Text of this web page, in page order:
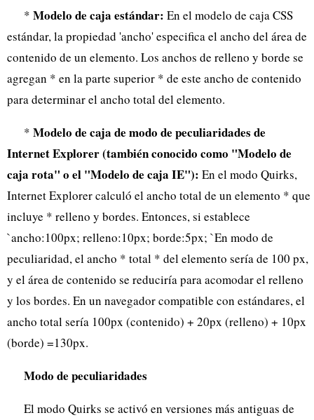
* Modelo de caja estándar: En el modelo de caja CSS
estándar, la propiedad 'ancho' especifica el ancho del área de
contenido de un elemento. Los anchos de relleno y borde se
agregan * en la parte superior * de este ancho de contenido
para determinar el ancho total del elemento.
* Modelo de caja de modo de peculiaridades de
Internet Explorer (también conocido como "Modelo de
caja rota" o el "Modelo de caja IE"): En el modo Quirks,
Internet Explorer calculó el ancho total de un elemento * que
incluye * relleno y bordes. Entonces, si establece
`ancho:100px; relleno:10px; borde:5px; `En modo de
peculiaridad, el ancho * total * del elemento sería de 100 px,
y el área de contenido se reduciría para acomodar el relleno
y los bordes. En un navegador compatible con estándares, el
ancho total sería 100px (contenido) + 20px (relleno) + 10px
(borde) =130px.
Modo de peculiaridades
El modo Quirks se activó en versiones más antiguas de